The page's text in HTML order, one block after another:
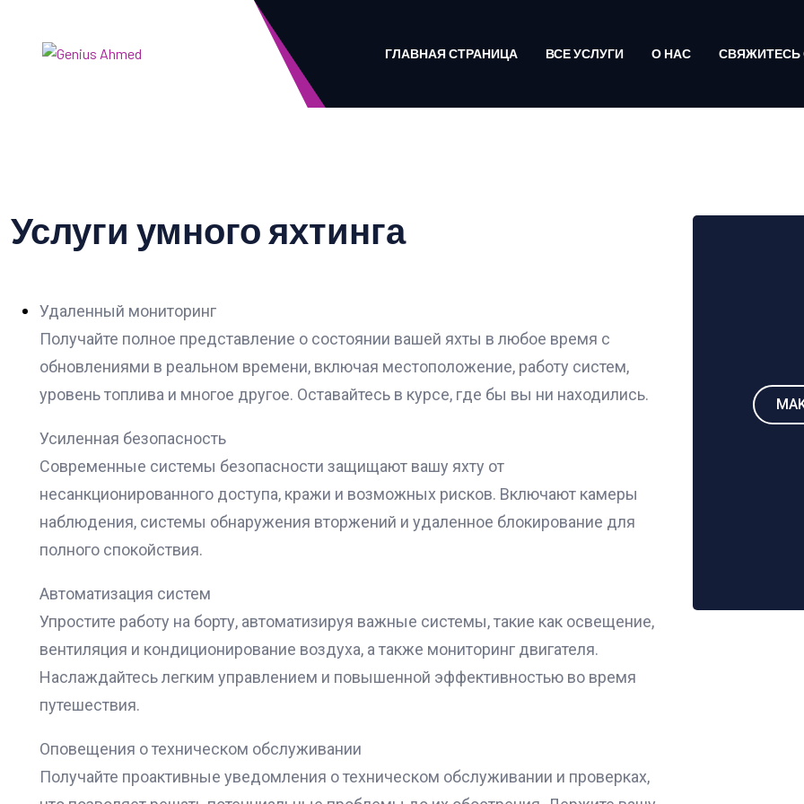
ГЛАВНАЯ СТРАНИЦА ВСЕ УСЛУГИ О НАС СВЯЖИТЕСЬ
Услуги умного яхтинга
Удаленный мониторинг
Получайте полное представление о состоянии вашей яхты в любое время с
обновлениями в реальном времени, включая местоположение, работу систем,
уровень топлива и многое другое. Оставайтесь в курсе, где бы вы ни находились.
Усиленная безопасность
Современные системы безопасности защищают вашу яхту от
несанкционированного доступа, кражи и возможных рисков. Включают камеры
наблюдения, системы обнаружения вторжений и удаленное блокирование для
полного спокойствия.
Автоматизация систем
Упростите работу на борту, автоматизируя важные системы, такие как освещение,
вентиляция и кондиционирование воздуха, а также мониторинг двигателя.
Наслаждайтесь легким управлением и повышенной эффективностью во время
путешествия.
Оповещения о техническом обслуживании
Получайте проактивные уведомления о техническом обслуживании и проверках,